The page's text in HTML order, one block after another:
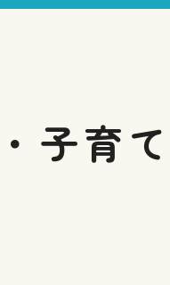
子育て